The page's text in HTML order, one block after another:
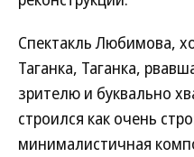
Спектакль Любимова,
Таганка, Таганка,
зрителю и буквально
строился как очень
минималистичная